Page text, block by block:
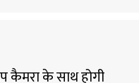
कैमरा के साथ होगी